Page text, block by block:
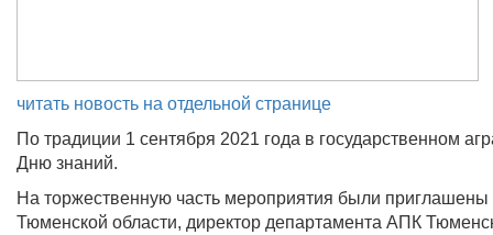
читать новость на отдельной странице
По традиции 1 сентября 2021 года в государственном
Дню знаний.
На торжественную часть мероприятия были приглашены
Тюменской области, директор департамента АПК